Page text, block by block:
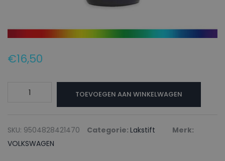
€16,50
VOLKSWAGEN
GRAPHITSCHWARZ
-
TOEVOEGEN AAN WINKELWAGEN
SKU: 9504828421470 Categorie: Lakstift
Merk:
VOLKSWAGEN